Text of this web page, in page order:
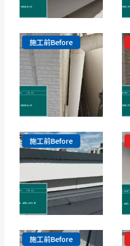
施工前Before
施工前Before
施工前Before